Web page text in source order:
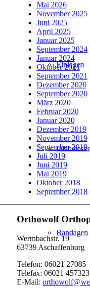
Einlagen
Bandagen
Mai 2026
November 2025
Juni 2025
April 2025
Januar 2025
September 2024
Januar 2024
Oktober 2021
September 2021
Dezember 2020
September 2020
März 2020
Februar 2020
Januar 2020
Dezember 2019
November 2019
September 2019
Juli 2019
Juni 2019
Mai 2019
Oktober 2018
September 2018
Orthowolf
Wermbachstr. 19
63739 Aschaffenburg
Telefon: 06021 27085
Telefax: 06021
E-Mail: